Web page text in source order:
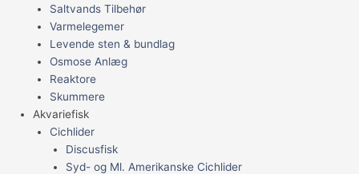
Saltvands Tilbehør
Varmelegemer
Levende sten & bundlag
Osmose Anlæg
Reaktore
Skummere
Akvariefisk
Cichlider
Discusfisk
Syd- og Ml. Amerikanske Cichlider